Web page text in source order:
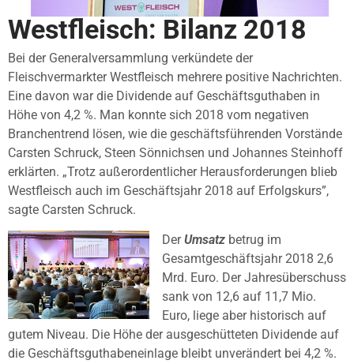
Westfleisch: Bilanz 2018
Bei der Generalversammlung verkündete der
Fleischvermarkter Westfleisch mehrere positive Nachrichten.
Eine davon war die Dividende auf Geschäftsguthaben in
Höhe von 4,2 %. Man konnte sich 2018 vom negativen
Branchentrend lösen, wie die geschäftsführenden Vorstände
Carsten Schruck, Steen Sönnichsen und Johannes Steinhoff
erklärten. „Trotz außerordentlicher Herausforderungen blieb
Westfleisch auch im Geschäftsjahr 2018 auf Erfolgskurs”,
sagte Carsten Schruck.
DerUmsatz betrug im
Gesamtgeschäftsjahr 2018 2,6
Mrd. Euro. Der Jahresüberschuss
sank von 12,6 auf 11,7 Mio.
Euro, liege aber historisch auf
gutem Niveau. Die Höhe der ausgeschütteten Dividende auf
die Geschäftsguthabeneinlage bleibt unverändert bei 4,2 %.